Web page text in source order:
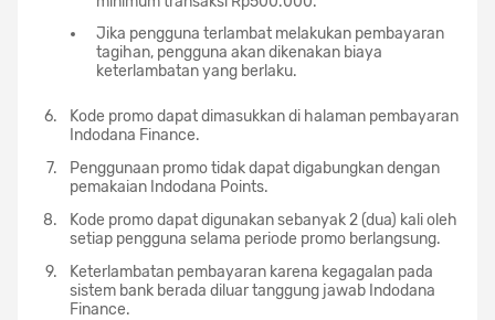
Jika pengguna terlambat melakukan pembayaran
tagihan, pengguna akan dikenakan biaya
keterlambatan yang berlaku.
Kode promo dapat dimasukkan di halaman pembayaran
Indodana Finance.
Penggunaan promo tidak dapat digabungkan dengan
pemakaian Indodana Points.
Kode promo dapat digunakan sebanyak 2 (dua) kali oleh
setiap pengguna selama periode promo berlangsung.
Keterlambatan pembayaran karena kegagalan pada
sistem bank berada diluar tanggung jawab Indodana
Finance.